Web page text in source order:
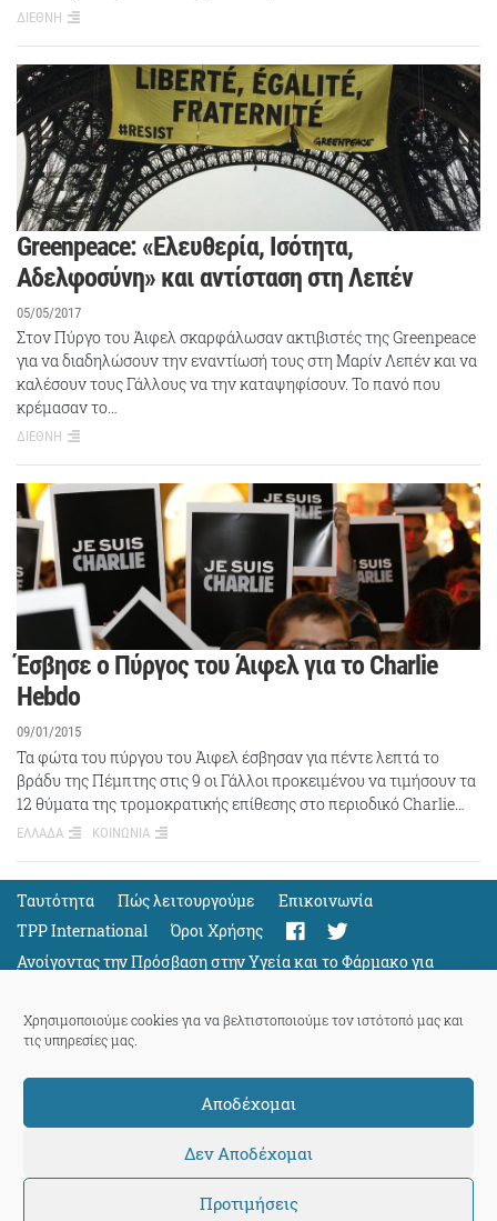
Χρησιμοποιούμε cookies για να βελτιστοποιούμε τον ιστότοπό μας και
τις υπηρεσίες μας.
Αποδέχομαι
Δεν Αποδέχομαι
Προτιμήσεις
ΔΙΕΘΝΗ
Greenpeace: «Ελευθερία, Ισότητα,
Αδελφοσύνη» και αντίσταση στη Λεπέν
05/05/2017
Στον Πύργο του Άιφελ σκαρφάλωσαν ακτιβιστές της Greenpeace
για να διαδηλώσουν την εναντίωσή τους στη Μαρίν Λεπέν και να
καλέσουν τους Γάλλους να την καταψηφίσουν. Το πανό που
κρέμασαν το…
ΔΙΕΘΝΗ
Έσβησε ο Πύργος του Άιφελ για το Charlie
Hebdo
09/01/2015
Τα φώτα του πύργου του Άιφελ έσβησαν για πέντε λεπτά το
βράδυ της Πέμπτης στις 9 οι Γάλλοι προκειμένου να τιμήσουν τα
12 θύματα της τρομοκρατικής επίθεσης στο περιοδικό Charlie…
ΕΛΛΑΔΑ ΚΟΙΝΩΝΙΑ
Ταυτότητα Πώς λειτουργούμε
Eπικοινωνία
TPP International
Όροι Χρήσης
Ανοίγοντας την Πρόσβαση στην Υγεία και το Φάρμακο για
Όλους
Support
ThePressProject
powered by our community members
© 2026 ThePressProject | Created by BitsnBytes & re-manufactured